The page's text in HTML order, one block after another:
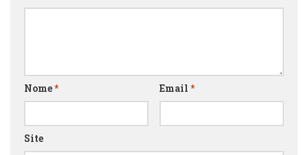
Nome* Email *
Site